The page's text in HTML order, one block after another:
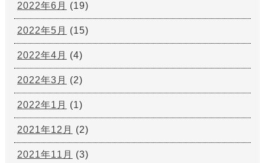
2022年6月 (19)
2022年5月 (15)
2022年4月 (4)
2022年3月 (2)
2022年1月 (1)
2021年12月 (2)
2021年11月 (3)